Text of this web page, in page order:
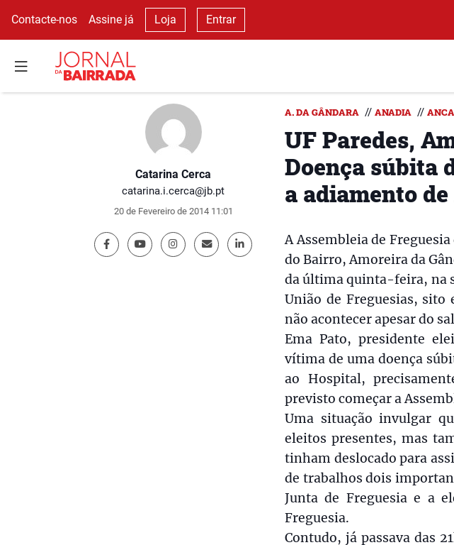
Contacte-nos Assine já Loja Entrar
Catarina Cerca
catarina.i.cerca@jb.pt
20 de Fevereiro de 2014 11:01
A. DA GÂNDARA // ANADIA //
UF Paredes,
Doença súbita
a adiamento
A Assembleia de
do Bairro, Amoreira da
da última quinta-feira, na
União de Freguesias, sito
não acontecer apesar do
Ema Pato, presidente
vítima de uma doença
ao Hospital,
previsto começar a
Uma situação invulgar
eleitos presentes, mas
tinham deslocado para
de trabalhos dois
Junta de Freguesia e a
Freguesia.
Contudo, já passava das